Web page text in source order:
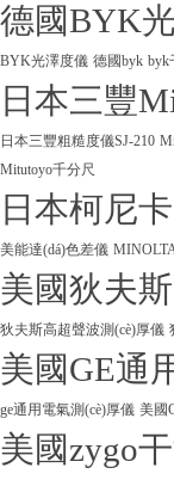
德國BYK
BYK光澤度儀 德國byk byk
日本三豐
日本三豐粗糙度儀SJ-210
Mitutoyo千分尺
日本柯尼
美能達(dá)色差儀
美國狄夫
狄夫斯高超聲波測(cè)厚儀
美國GE通
ge通用電氣測(cè)厚儀 美國
美國zygo